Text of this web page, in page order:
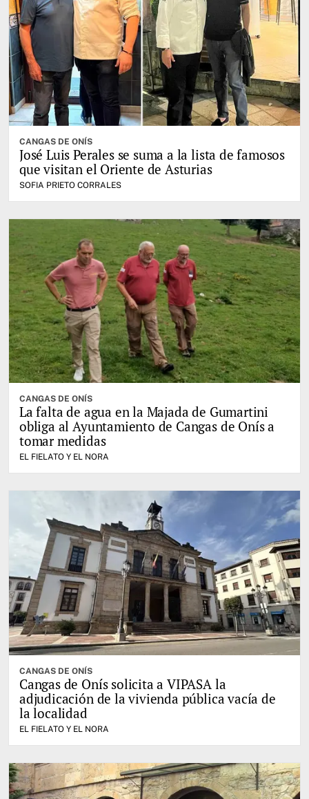
CANGAS DE ONÍS
José Luis Perales se suma a la lista de famosos
que visitan el Oriente de Asturias
SOFIA PRIETO CORRALES
CANGAS DE ONÍS
La falta de agua en la Majada de Gumartini
obliga al Ayuntamiento de Cangas de Onís a
tomar medidas
EL FIELATO Y EL NORA
CANGAS DE ONÍS
Cangas de Onís solicita a VIPASA la
adjudicación de la vivienda pública vacía de
la localidad
EL FIELATO Y EL NORA